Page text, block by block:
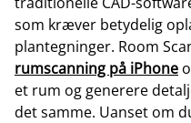
som kræver betydelig
plantegninger. Room
rumscanning på iPhone
et rum og generere
det samme. Uanset om